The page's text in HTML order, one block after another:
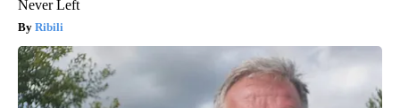
Never Left
Ribili